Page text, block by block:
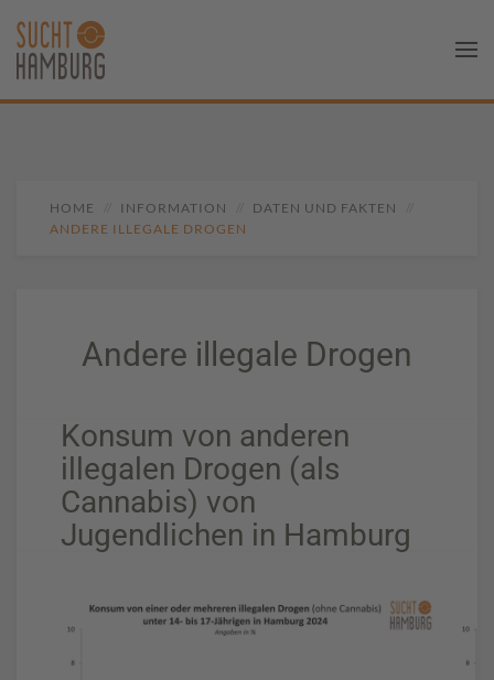
HOME INFORMATION
DATEN UND FAKTEN
ANDERE ILLEGALE DROGEN
Andere illegale Drogen
Konsum von anderen
illegalen Drogen (als
Cannabis) von
Jugendlichen in Hamburg